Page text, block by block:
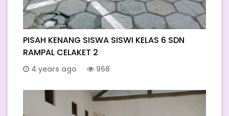
PISAH KENANG SISWA SISWI KELAS 6 SDN
RAMPAL CELAKET 2
4 years ago 968